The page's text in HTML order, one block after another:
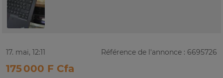
17. mai, 12:11 Référence de l'annonce : 6695726
175 000 F Cfa